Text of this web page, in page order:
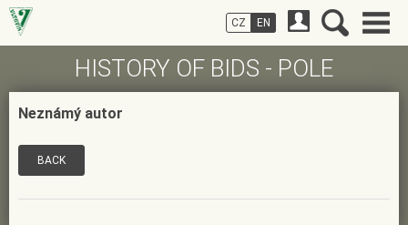
HISTORY OF BIDS - POLE
Neznámý autor
BACK
CZ EN